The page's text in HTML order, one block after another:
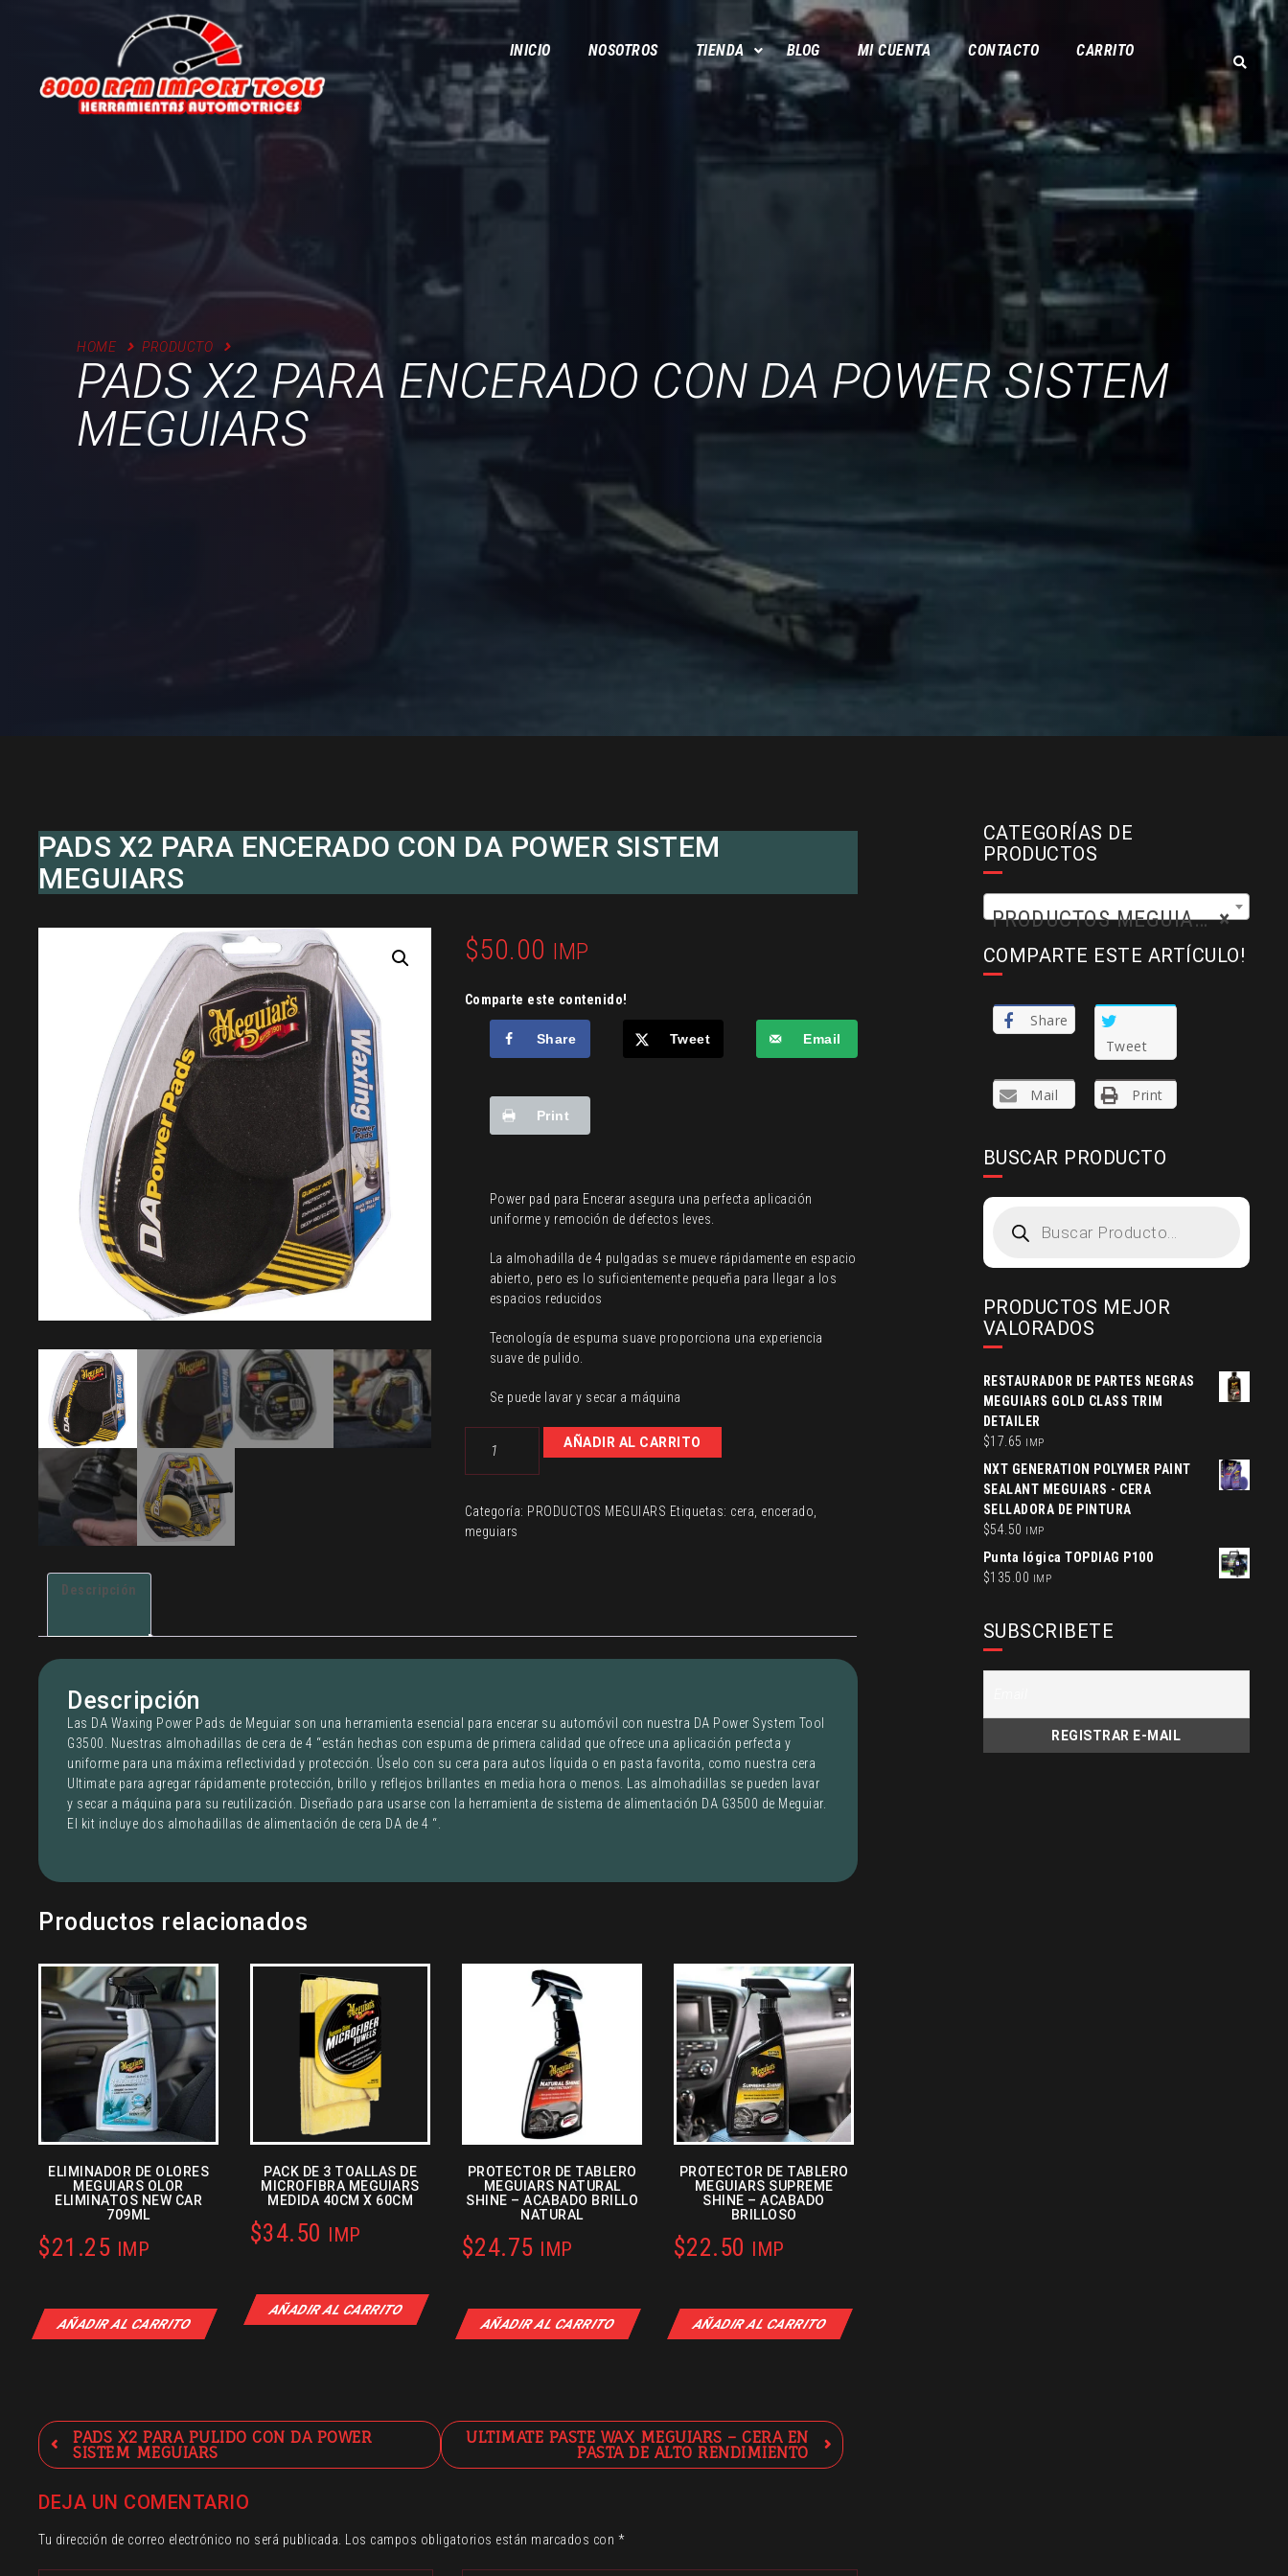
INICIO NOSOTROS TIENDA BLOG MI CUENTA CONTACTO CARRITO
HOME PRODUCTO
PADS X2 PARA ENCERADO CON DA POWER SISTEM
MEGUIARS
PADS X2 PARA ENCERADO CON DA POWER SISTEM
MEGUIARS
$50.00 IMP
Comparte este contenido!
Share Tweet Email
Print
Power pad para Encerar asegura una perfecta aplicación
uniforme y remoción de defectos leves.
La almohadilla de 4 pulgadas se mueve rápidamente en espacio
abierto, pero es lo suficientemente pequeña para llegar a los
espacios reducidos
Tecnología de espuma suave proporciona una experiencia
suave de pulido.
Se puede lavar y secar a máquina
PARA
CON
DA
AÑADIR AL CARRITO
Categoría: PRODUCTOS MEGUIARS Etiquetas: cera encerado
meguiars
Descripción
Descripción
Las DA Waxing Power Pads de Meguiar son una herramienta esencial para encerar su automóvil con nuestra DA Power System Tool
G3500. Nuestras almohadillas de cera de 4 “están hechas con espuma de primera calidad que ofrece una aplicación perfecta y
uniforme para una máxima reflectividad y protección. Úselo con su cera para autos líquida o en pasta favorita, como nuestra cera
Ultimate para agregar rápidamente protección, brillo y reflejos brillantes en media hora o menos. Las almohadillas se pueden lavar
y secar a máquina para su reutilización. Diseñado para usarse con la herramienta de sistema de alimentación DA G3500 de Meguiar.
El kit incluye dos almohadillas de alimentación de cera DA de 4 “.
Productos relacionados
ELIMINADOR DE OLORES
MEGUIARS OLOR
ELIMINATOS NEW CAR
709ML
$21.25 IMP
AÑADIR AL CARRITO
PACK DE 3 TOALLAS DE
MICROFIBRA MEGUIARS
MEDIDA 40CM X 60CM
$34.50 IMP
AÑADIR AL CARRITO
PROTECTOR DE TABLERO
MEGUIARS NATURAL
SHINE – ACABADO BRILLO
NATURAL
$24.75 IMP
AÑADIR AL CARRITO
PROTECTOR DE TABLERO
MEGUIARS SUPREME
SHINE – ACABADO
BRILLOSO
$22.50 IMP
AÑADIR AL CARRITO
Navegación
de
PADS X2 PARA PULIDO CON DA POWER
SISTEM MEGUIARS
ULTIMATE PASTE WAX MEGUIARS – CERA EN
PASTA DE ALTO RENDIMIENTO
DEJA UN COMENTARIO
Tu dirección de correo electrónico no será publicada. Los campos obligatorios están marcados con *
CATEGORÍAS DE
PRODUCTOS
×
PRODUCTOS MEGUIARS (54)
COMPARTE ESTE ARTÍCULO!
Share
Tweet
Mail Print
BUSCAR PRODUCTO
search
PRODUCTOS MEJOR
VALORADOS
RESTAURADOR DE PARTES NEGRAS
MEGUIARS GOLD CLASS TRIM
DETAILER
$17.65 IMP
NXT GENERATION POLYMER PAINT
SEALANT MEGUIARS - CERA
SELLADORA DE PINTURA
$54.50 IMP
Punta lógica TOPDIAG P100
$135.00 IMP
SUBSCRIBETE